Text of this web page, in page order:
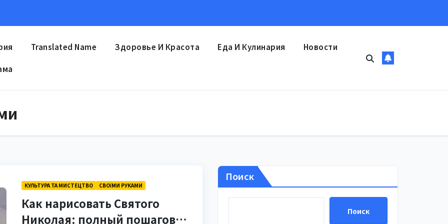
Translated Name Здоровье И Красота Еда И Кулинария Новости
КУЛЬТУРА ТА МИСТЕЦТВО СВОЇМИ РУКАМИ
Как нарисовать Святого
Николая: полный пошаговый
Поиск
Поиск